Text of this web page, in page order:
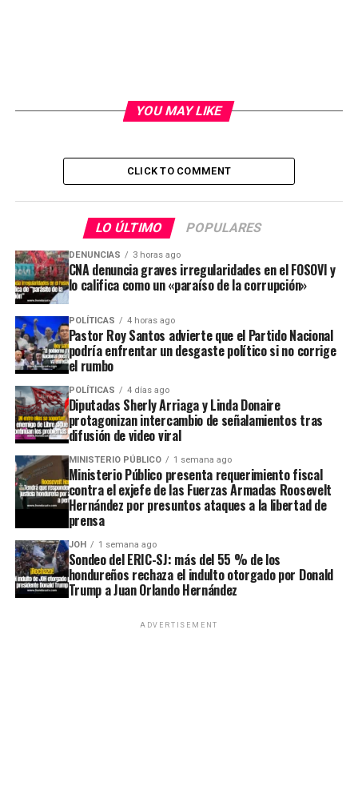
YOU MAY LIKE
CLICK TO COMMENT
LO ÚLTIMO POPULARES
DENUNCIAS 3 horas ago
CNA denuncia graves irregularidades en el FOSOVI y
lo califica como un «paraíso de la corrupción»
POLÍTICAS 4 horas ago
Pastor Roy Santos advierte que el Partido Nacional
podría enfrentar un desgaste político si no corrige
el rumbo
POLÍTICAS 4 días ago
Diputadas Sherly Arriaga y Linda Donaire
protagonizan intercambio de señalamientos tras
difusión de video viral
MINISTERIO PÚBLICO 1 semana ago
Ministerio Público presenta requerimiento fiscal
contra el exjefe de las Fuerzas Armadas Roosevelt
Hernández por presuntos ataques a la libertad de
prensa
JOH 1 semana ago
Sondeo del ERIC-SJ: más del 55 % de los
hondureños rechaza el indulto otorgado por Donald
Trump a Juan Orlando Hernández
ADVERTISEMENT